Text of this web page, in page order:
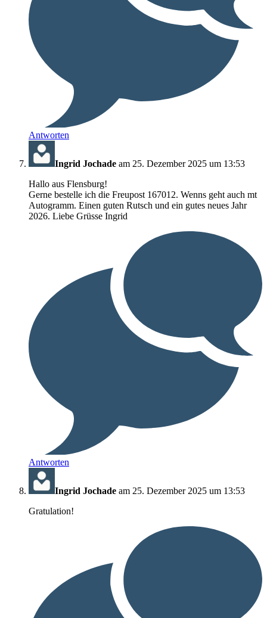
Antworten
Ingrid Jochade am 25. Dezember 2025 um 13:53
Hallo aus Flensburg!
Gerne bestelle ich die Freupost 167012. Wenns geht auch mt
Autogramm. Einen guten Rutsch und ein gutes neues Jahr
2026. Liebe Grüsse Ingrid
Antworten
Ingrid Jochade am 25. Dezember 2025 um 13:53
Gratulation!